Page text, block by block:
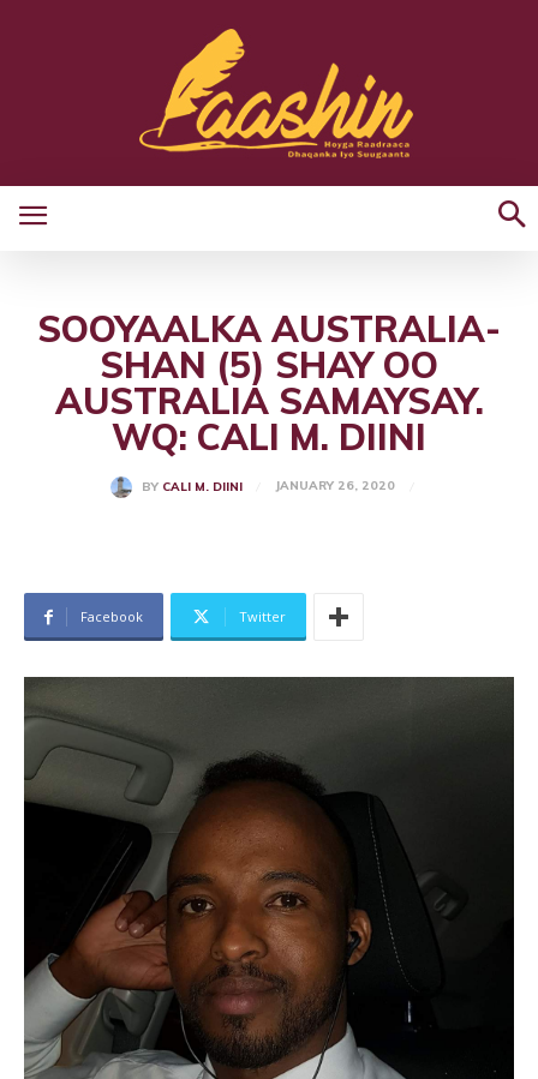
SOOYAALKA AUSTRALIA-
SHAN (5) SHAY OO
AUSTRALIA SAMAYSAY.
WQ: CALI M. DIINI
BY CALI M. DIINI JANUARY 26, 2020
Facebook Twitter